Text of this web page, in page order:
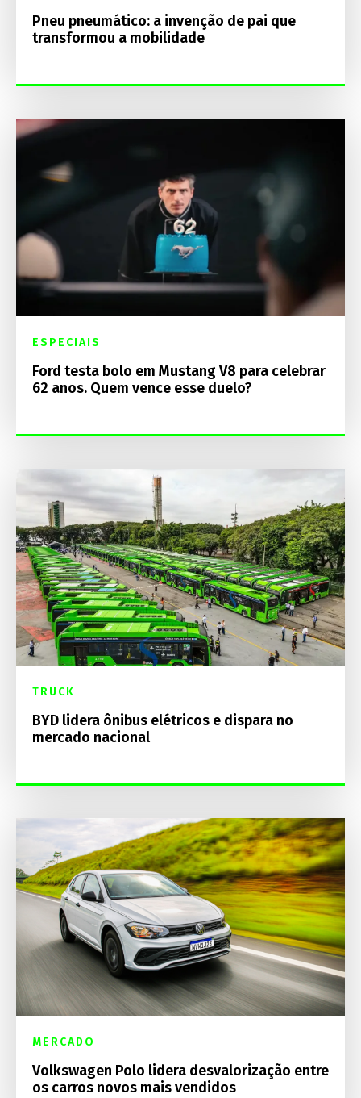
Pneu pneumático: a invenção de pai que
transformou a mobilidade
ESPECIAIS
Ford testa bolo em Mustang V8 para celebrar
62 anos. Quem vence esse duelo?
TRUCK
BYD lidera ônibus elétricos e dispara no
mercado nacional
MERCADO
Volkswagen Polo lidera desvalorização entre
os carros novos mais vendidos